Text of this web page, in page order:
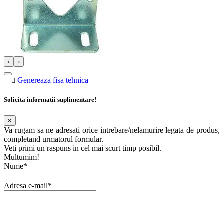
‹ ›
Genereaza fisa tehnica
Solicita informatii suplimentare!
×
Va rugam sa ne adresati orice intrebare/nelamurire legata de produs,
completand urmatorul formular.
Veti primi un raspuns in cel mai scurt timp posibil.
Multumim!
Nume*
Adresa e-mail*